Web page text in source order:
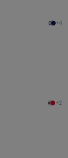
+4
+2